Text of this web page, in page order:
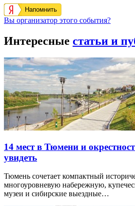
Напомнить
Вы организатор этого события?
Интересные статьи и
14 мест в Тюмени и
увидеть
Тюмень сочетает компактный
многоуровневую набережную,
музеи и сибирские выездные…